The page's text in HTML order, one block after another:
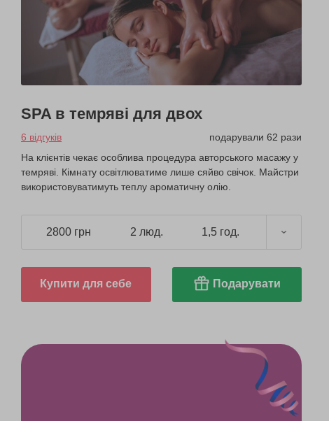
SPA в темряві для двох
6 відгуків
подарували 62 рази
На клієнтів чекає особлива процедура авторського масажу у
темряві. Кімнату освітлюватиме лише сяйво свічок. Майстри
використовуватимуть теплу ароматичну олію.
2800 грн 2 люд. 1,5 год.
Купити для себе Подарувати